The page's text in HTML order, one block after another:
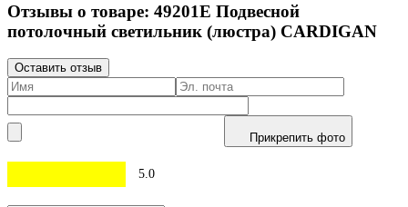
Отзывы о товаре: 49201E Подвесной
потолочный светильник (люстра) CARDIGAN
Оставить отзыв
Прикрепить фото
5.0